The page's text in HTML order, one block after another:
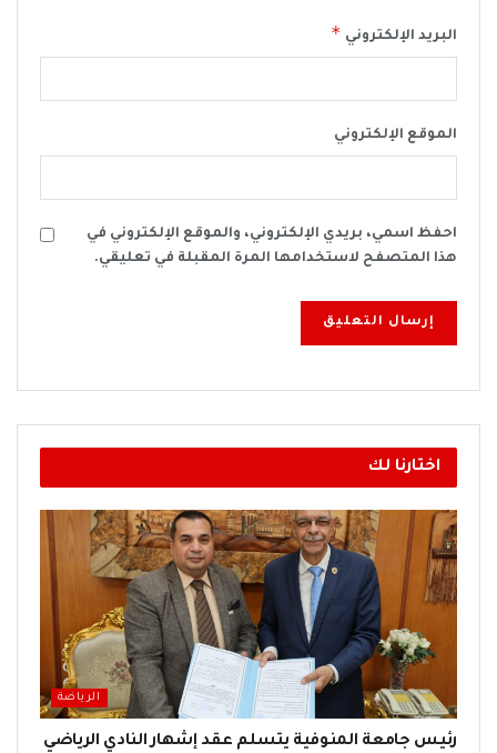
البريد الإلكتروني *
الموقع الإلكتروني
احفظ اسمي، بريدي الإلكتروني، والموقع الإلكتروني في
هذا المتصفح لاستخدامها المرة المقبلة في تعليقي.
اختارنا لك
الرياضة
رئيس جامعة المنوفية يتسلم عقد إشهار النادي الرياضي